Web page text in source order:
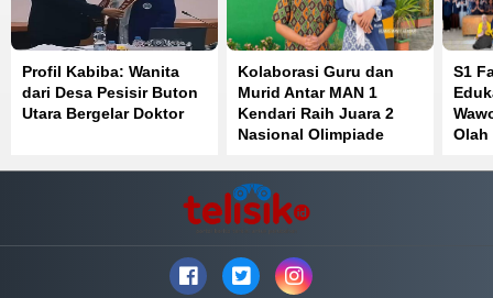
Profil Kabiba: Wanita
dari Desa Pesisir Buton
Utara Bergelar Doktor
Kolaborasi Guru dan
Murid Antar MAN 1
Kendari Raih Juara 2
Nasional Olimpiade
S1
Olah